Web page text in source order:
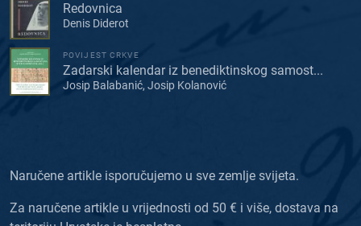
Redovnica
Denis Diderot
POVIJEST CRKVE
Zadarski kalendar iz benediktinskog samost...
Josip Balabanić, Josip Kolanović
Naručene artikle isporučujemo u sve zemlje svijeta.
Za naručene artikle u vrijednosti od 50 € i više, dostava na